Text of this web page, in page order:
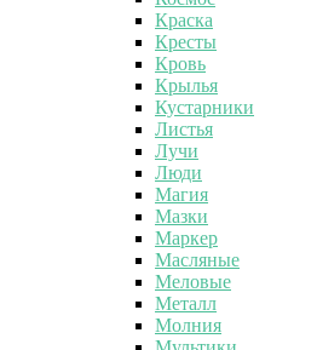
Краска
Кресты
Кровь
Крылья
Кустарники
Листья
Лучи
Люди
Магия
Мазки
Маркер
Масляные
Меловые
Металл
Молния